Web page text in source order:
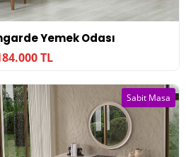
Yemek Odası
TL
Sabit Masa